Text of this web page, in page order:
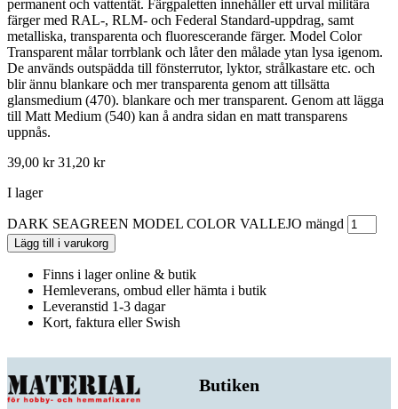
permanent och vattentät. Färgpaletten innehåller ett urval militära
färger med RAL-, RLM- och Federal Standard-uppdrag, samt
metalliska, transparenta och fluorescerande färger. Model Color
Transparent målar torrblank och låter den målade ytan lysa igenom.
De används outspädda till fönsterrutor, lyktor, strålkastare etc. och
blir ännu blankare och mer transparenta genom att tillsätta
glansmedium (470). blankare och mer transparent. Genom att lägga
till Matt Medium (540) kan å andra sidan en matt transparens
uppnås.
39,00 kr 31,20 kr
I lager
DARK SEAGREEN MODEL COLOR VALLEJO mängd
Lägg till i varukorg
Finns i lager online & butik
Hemleverans, ombud eller hämta i butik
Leveranstid 1-3 dagar
Kort, faktura eller Swish
Butiken